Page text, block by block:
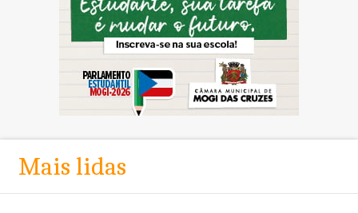
Mais lidas